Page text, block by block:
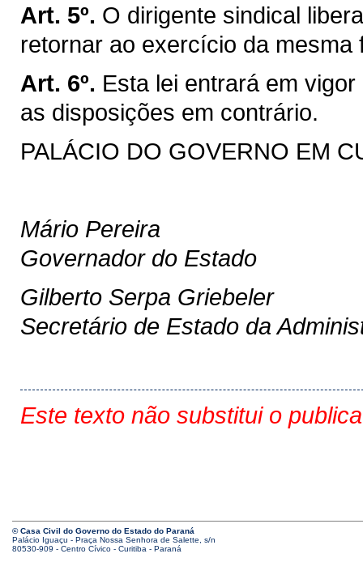
Art. 5º. O dirigente sindical
retornar ao exercício da mesma
Art. 6º. Esta lei entrará em
as disposições em contrário.
PALÁCIO DO GOVERNO EM
Mário Pereira
Governador do Estado
Gilberto Serpa Griebeler
Secretário de Estado da
Este texto não substitui o
© Casa Civil do Governo do Estado do Paraná
Palácio Iguaçu - Praça Nossa Senhora de Salette, s/n
80530-909 - Centro Cívico - Curitiba - Paraná